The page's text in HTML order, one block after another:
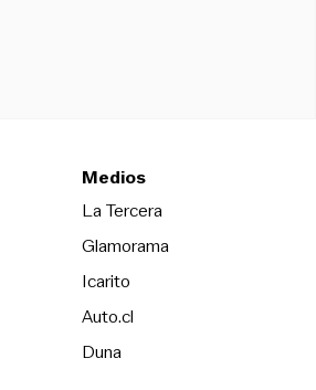
Medios
La TerceraOpens in new
Glamorama
Icarito
Auto.cl
DunaOpens in new window